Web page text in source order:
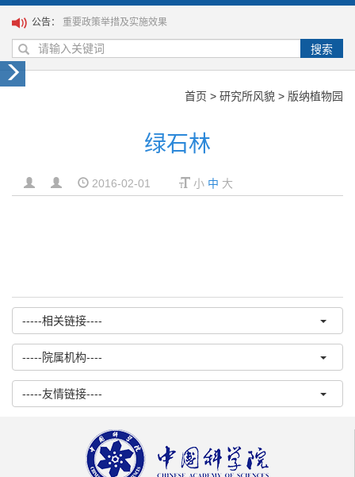
公告： 重要政策举措及实施效果
搜索
首页 > 研究所风貌 > 版纳植物园
绿石林
2016-02-01 小 中 大
-----相关链接----
-----院属机构----
-----友情链接----